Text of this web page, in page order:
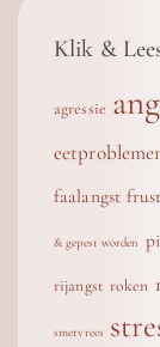
Klik &
agressie
faalangst
& gepest worden
rijangst roken
smetvrees